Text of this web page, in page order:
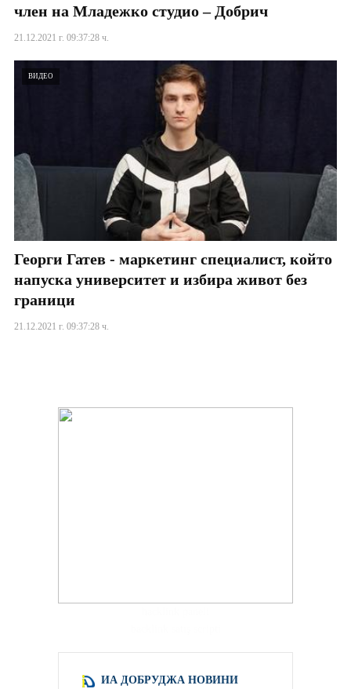
член на Младежко студио – Добрич
21.12.2021 г. 09:37:28 ч.
ВИДЕО
Георги Гатев - маркетинг специалист, който
напуска университет и избира живот без
граници
21.12.2021 г. 09:37:28 ч.
ИА ДОБРУДЖА НОВИНИ